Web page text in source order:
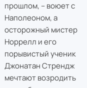
прошлом, – воюет с
Наполеоном, а
осторожный мистер
Норрелл и его
порывистый ученик
Джонатан Стрендж
мечтают возродить